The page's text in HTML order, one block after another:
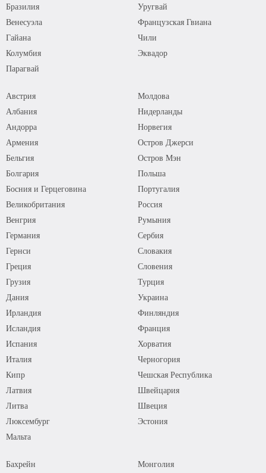
Бразилия
Венесуэла
Гайана
Колумбия
Парагвай
Уругвай
Французская Гвиана
Чили
Эквадор
Австрия
Албания
Андорра
Армения
Бельгия
Болгария
Босния и Герцеговина
Великобритания
Венгрия
Германия
Гернси
Греция
Грузия
Дания
Ирландия
Исландия
Испания
Италия
Кипр
Латвия
Литва
Люксембург
Мальта
Молдова
Нидерланды
Норвегия
Остров Джерси
Остров Мэн
Польша
Португалия
Россия
Румыния
Сербия
Словакия
Словения
Турция
Украина
Финляндия
Франция
Хорватия
Черногория
Чешская Республика
Швейцария
Швеция
Эстония
Бахрейн
Монголия